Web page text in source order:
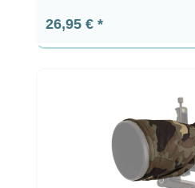
Prix régulier :
26,95 €